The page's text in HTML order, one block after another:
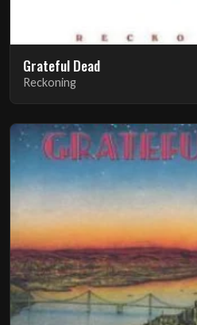
Grateful Dead
Reckoning